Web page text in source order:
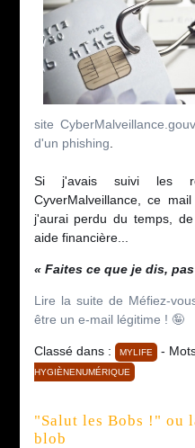
site
d'un phishing
Si j'avais suivi les
CyverMalveillance, ce
j'aurai perdu du temps,
aide financière...
« Faites ce que je dis,
Lire la suite de Méfiez-
être un e-mail légitime ! 🤪
Classé dans : MYLIFE -
HYGIÈNENUMÉRIQUE
"Salut les Bobs !" ou
blob